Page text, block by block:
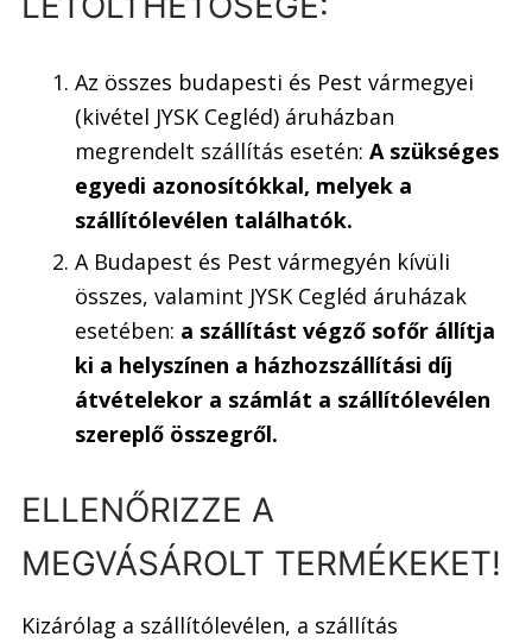
Az összes budapesti és Pest vármegyei
(kivétel JYSK Cegléd) áruházban
megrendelt szállítás esetén: A szükséges
egyedi azonosítókkal, melyek a
szállítólevélen találhatók.
A Budapest és Pest vármegyén kívüli
összes, valamint JYSK Cegléd áruházak
esetében: a szállítást végző sofőr állítja
ki a helyszínen a házhozszállítási díj
átvételekor a számlát a szállítólevélen
szereplő összegről.
ELLENŐRIZZE A
MEGVÁSÁROLT TERMÉKEKET!
Kizárólag a szállítólevélen, a szállítás